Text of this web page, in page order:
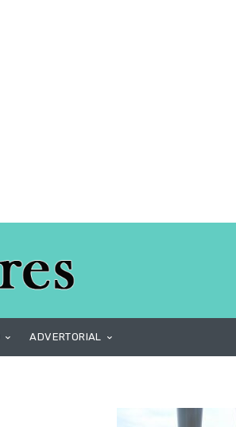
ADVERTORIAL